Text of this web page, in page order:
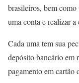
brasileiros, bem como
uma conta e realizar a
Cada uma tem sua
depósito bancário em
pagamento em